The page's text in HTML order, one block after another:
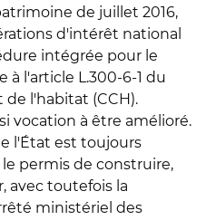
de juillet 2016,
d'intérêt national
intégrée pour le
l'article L.300-6-1 du
l'habitat (CCH).
vocation à être amélioré.
l'État est toujours
permis de construire,
avec toutefois la
ministériel des